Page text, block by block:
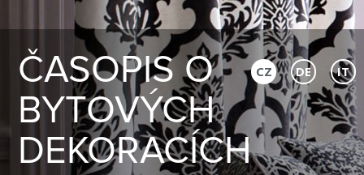
ČASOPIS O
BYTOVÝCH
DEKORACÍCH
CZ DE IT